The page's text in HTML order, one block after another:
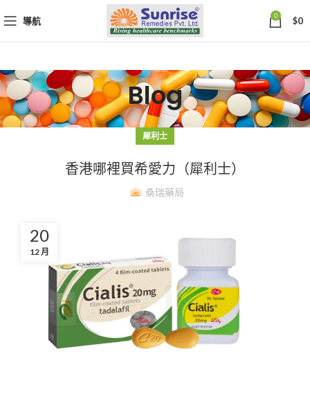
導航 0 $0
Blog
犀利士
香港哪裡買希愛力（犀利士）
桑瑞藥局
20
12 月